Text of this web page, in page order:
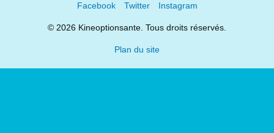
Facebook Twitter Instagram
© 2026 Kineoptionsante. Tous droits réservés.
Plan du site